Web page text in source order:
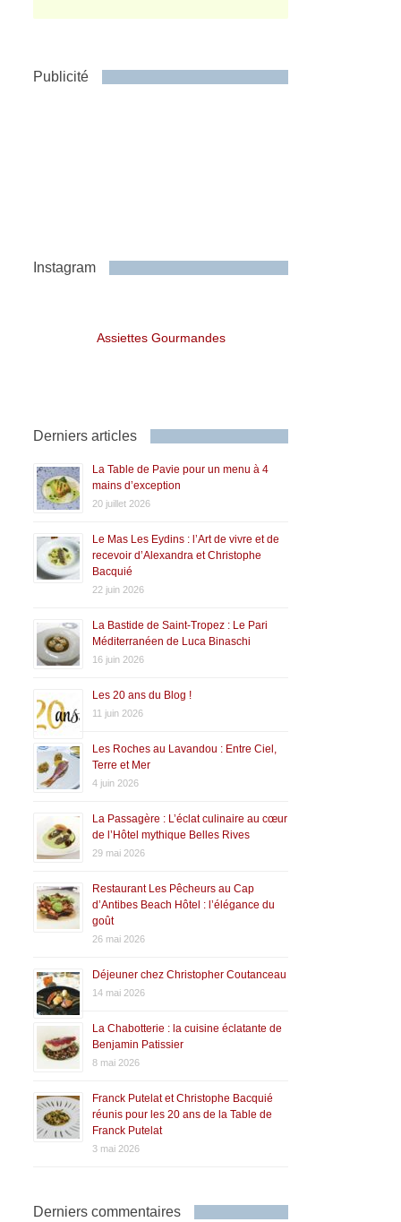
Publicité
Instagram
Assiettes Gourmandes
Derniers articles
La Table de Pavie pour un menu à 4
mains d’exception
20 juillet 2026
Le Mas Les Eydins : l’Art de vivre et de
recevoir d’Alexandra et Christophe
Bacquié
22 juin 2026
La Bastide de Saint-Tropez : Le Pari
Méditerranéen de Luca Binaschi
16 juin 2026
Les 20 ans du Blog !
11 juin 2026
Les Roches au Lavandou : Entre Ciel,
Terre et Mer
4 juin 2026
La Passagère : L’éclat culinaire au cœur
de l’Hôtel mythique Belles Rives
29 mai 2026
Restaurant Les Pêcheurs au Cap
d’Antibes Beach Hôtel : l’élégance du
goût
26 mai 2026
Déjeuner chez Christopher Coutanceau
14 mai 2026
La Chabotterie : la cuisine éclatante de
Benjamin Patissier
8 mai 2026
Franck Putelat et Christophe Bacquié
réunis pour les 20 ans de la Table de
Franck Putelat
3 mai 2026
Derniers commentaires